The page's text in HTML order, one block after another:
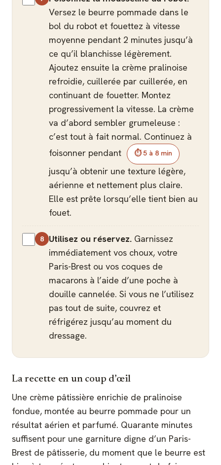
Versez le beurre pommade dans le
bol du robot et fouettez à vitesse
moyenne pendant 2 minutes jusqu’à
ce qu’il blanchisse légèrement.
Ajoutez ensuite la crème pralinoise
refroidie, cuillerée par cuillerée, en
continuant de fouetter. Montez
progressivement la vitesse. La crème
va d’abord sembler grumeleuse :
c’est tout à fait normal. Continuez à
foisonner pendant
⏱ 5 à 8 min
jusqu’à obtenir une texture légère,
aérienne et nettement plus claire.
Elle est prête lorsqu’elle tient bien au
fouet.
Utilisez ou réservez. Garnissez
immédiatement vos choux, votre
Paris-Brest ou vos coques de
macarons à l’aide d’une poche à
douille cannelée. Si vous ne l’utilisez
pas tout de suite, couvrez et
réfrigérez jusqu’au moment du
dressage.
La recette en un coup d’œil
Une crème pâtissière enrichie de pralinoise
fondue, montée au beurre pommade pour un
résultat aérien et parfumé. Quarante minutes
suffisent pour une garniture digne d’un Paris-
Brest de pâtisserie, du moment que le beurre est